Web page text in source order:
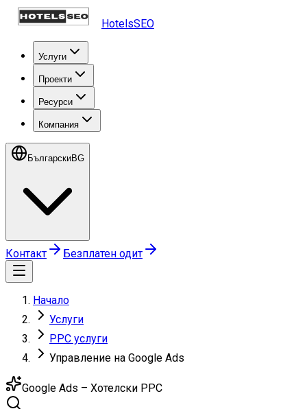
HotelsSEO
Услуги
Проекти
Ресурси
Компания
БългарскиBG
Контакт Безплатен одит
Начало
Услуги
PPC услуги
Управление на Google Ads
Google Ads – Хотелски PPC